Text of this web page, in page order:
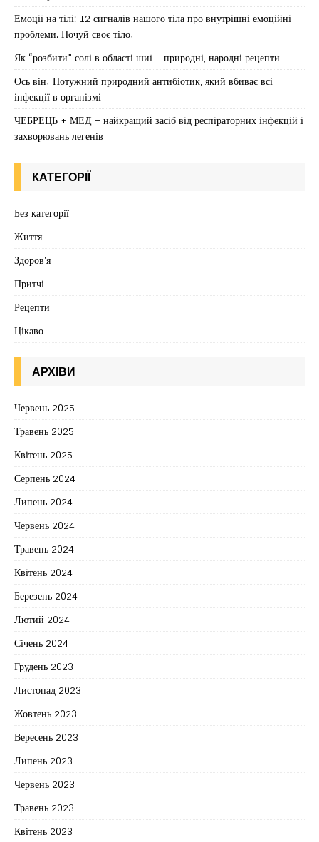
Емоції на тілі: 12 сигналів нашого тіла про внутрішні емоційні
проблеми. Почуй своє тіло!
Як “розбити” солі в області шиї – природні, народні рецепти
Ось він! Потужний природний антибіотик, який вбиває всі
інфекції в організмі
ЧЕБРЕЦЬ + МЕД – найкращий засіб від респіраторних інфекцій і
захворювань легенів
КАТЕГОРІЇ
Без категорії
Життя
Здоров'я
Притчі
Рецепти
Цікаво
АРХІВИ
Червень 2025
Травень 2025
Квітень 2025
Серпень 2024
Липень 2024
Червень 2024
Травень 2024
Квітень 2024
Березень 2024
Лютий 2024
Січень 2024
Грудень 2023
Листопад 2023
Жовтень 2023
Вересень 2023
Липень 2023
Червень 2023
Травень 2023
Квітень 2023